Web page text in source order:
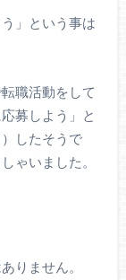
」という事は
職活動をして
募しよう」と
したそうで
ゃいました。
りません。